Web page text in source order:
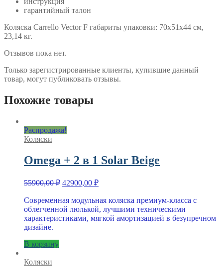
гарантийный талон
Коляска Carrello Vector F габариты упаковки: 70х51х44 см,
23,14 кг.
Отзывов пока нет.
Только зарегистрированные клиенты, купившие данный
товар, могут публиковать отзывы.
Похожие товары
Распродажа!
Коляски
Omega + 2 в 1 Solar Beige
55900,00₽ Первоначальная
составляла
55900,00 ₽.
42900,00 ₽Текущая
42900,00 ₽.
Современная модульная коляска премиум-класса с
облегченной люлькой, лучшими техническими
характеристиками, мягкой амортизацией в безупречном
дизайне.
В корзину
Коляски